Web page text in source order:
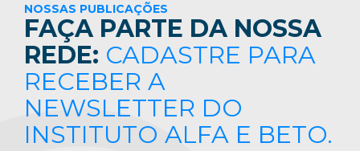
NOSSAS PUBLICAÇÕES
FAÇA PARTE DA NOSSA
REDE: CADASTRE PARA
RECEBER A
NEWSLETTER DO
INSTITUTO ALFA E BETO.